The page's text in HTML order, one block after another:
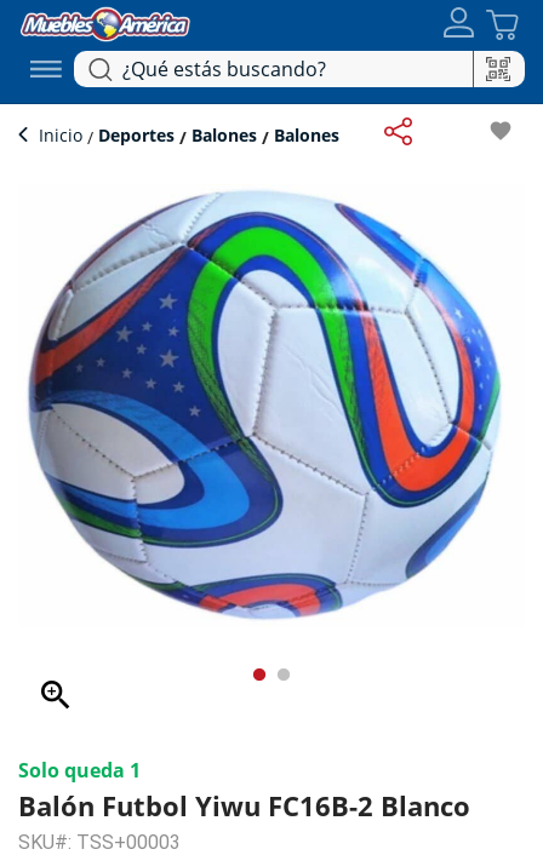
Inicio Deportes Balones Balones favorite
zoom_in
Solo queda 1
Balón Futbol Yiwu FC16B-2 Blanco
SKU#: TSS+00003